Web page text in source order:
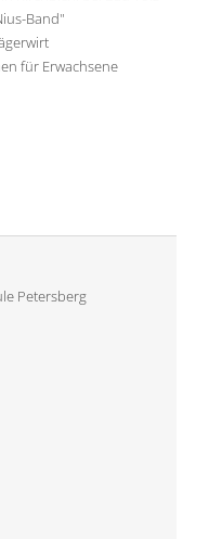
Band"
für Erwachsene
Petersberg